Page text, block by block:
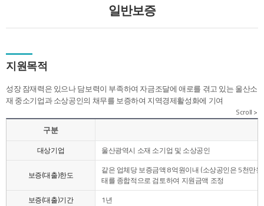
일반보증
지원목적
성장 잠재력은 있으나 담보력이 부족하여 자금조달에 애로를 겪고 있는 울산소
재 중소기업과 소상공인의 채무를 보증하여 지역경제활성화에 기여
구분
대상기업 울산광역시 소재 소기업 및 소상공인
보증(대출)한도
같은 업체당 보증금액 8억원이내 (소상공인은 5천만
태를 종합적으로 검토하여 지원금액 조정
보증(대출)기간
1년